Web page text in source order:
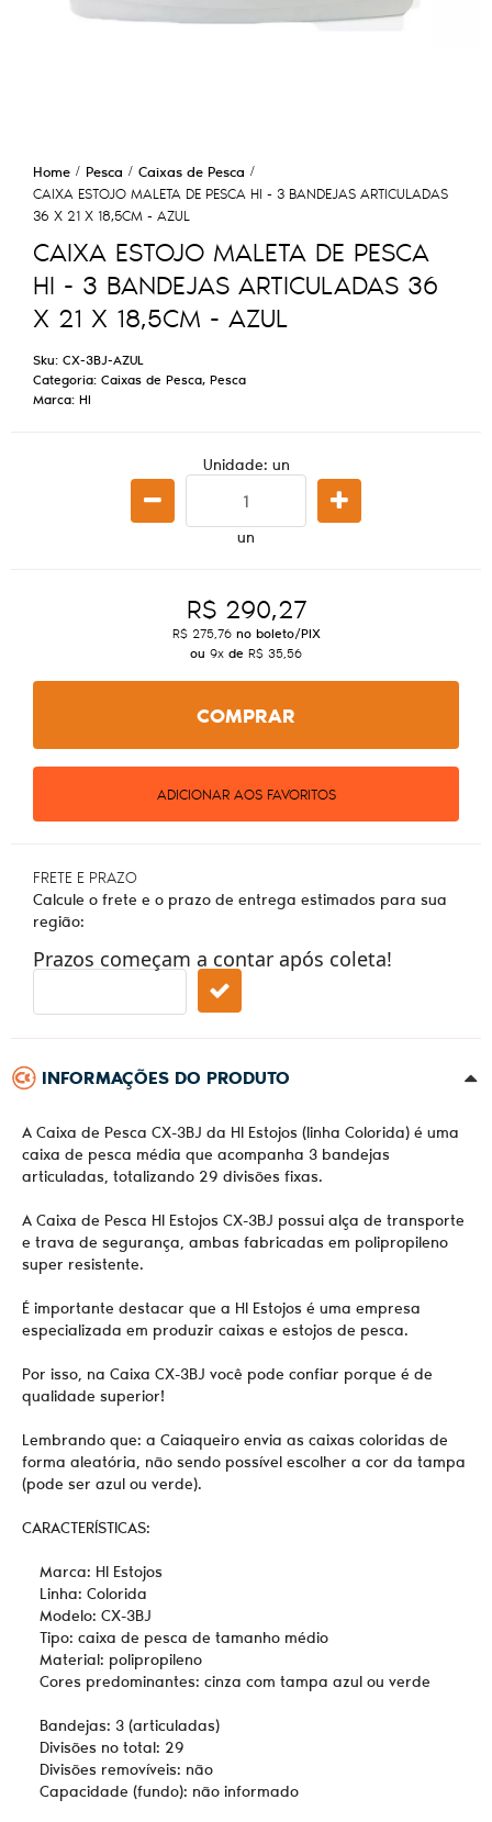
Home Pesca
Caixas de Pesca
CAIXA ESTOJO MALETA DE PESCA HI - 3 BANDEJAS ARTICULADAS
36 X 21 X 18,5CM - AZUL
CAIXA ESTOJO MALETA DE PESCA
HI - 3 BANDEJAS ARTICULADAS 36
X 21 X 18,5CM - AZUL
Sku: CX-3BJ-AZUL
Categoria: Caixas de Pesca, Pesca
Marca: HI
Unidade: un
un
R$ 290,27
R$ 275,76no boleto/PIX
ou 9x de R$ 35,56
COMPRAR
ADICIONAR AOS FAVORITOS
FRETE E PRAZO
Calcule o frete e o prazo de entrega estimados para sua
região:
Prazos começam a contar após coleta!
INFORMAÇÕES DO PRODUTO
A Caixa de Pesca CX-3BJ da HI Estojos (linha Colorida) é uma
caixa de pesca média que acompanha 3 bandejas
articuladas, totalizando 29 divisões fixas.
A Caixa de Pesca HI Estojos CX-3BJ possui alça de transporte
e trava de segurança, ambas fabricadas em polipropileno
super resistente.
É importante destacar que a HI Estojos é uma empresa
especializada em produzir caixas e estojos de pesca.
Por isso, na Caixa CX-3BJ você pode confiar porque é de
qualidade superior!
Lembrando que: a Caiaqueiro envia as caixas coloridas de
forma aleatória, não sendo possível escolher a cor da tampa
(pode ser azul ou verde).
CARACTERÍSTICAS:
Marca: HI Estojos
Linha: Colorida
Modelo: CX-3BJ
Tipo: caixa de pesca de tamanho médio
Material: polipropileno
Cores predominantes: cinza com tampa azul ou verde
Bandejas: 3 (articuladas)
Divisões no total: 29
Divisões removíveis: não
Capacidade (fundo): não informado